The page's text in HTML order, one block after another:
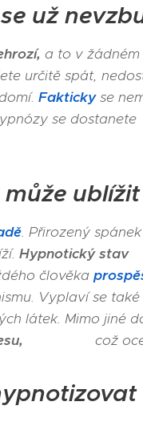
už
a to v
určitě spát,
Faktickyse
se
ublížit
. Přirozený
Hypnotický stav
člověka
Vyplaví se
látek. Mimo jiné
což